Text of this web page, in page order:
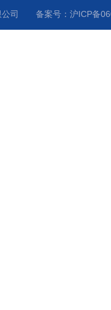
公司 备案号：沪ICP备